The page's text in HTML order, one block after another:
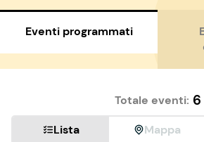
Eventi programmati
Totale eventi: 6
Lista Mappa